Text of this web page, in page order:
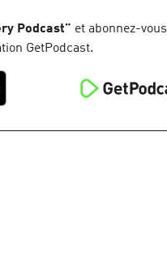
Podcast” et abonnez-vous
GetPodcast.